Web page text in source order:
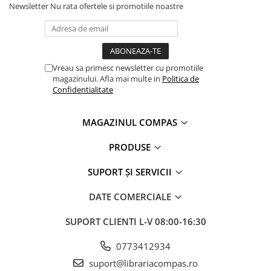
Artă și fotografie
Ghiduri și hărți
Istorie și științe sociale
Religie și spiritualitate
Știință și tehnologie
Gastronomie și hobby
Dicționare și ghiduri de conversație
Gramatică și vocabulare
Papetărie și articole din hârtie
Agende datate
Agende pentru copii
Newsletter Nu rata ofertele si promotiile noastre
Vreau sa primesc newsletter cu promotiile
magazinului. Afla mai multe in Politica de
Confidentialitate
MAGAZINUL COMPAS
PRODUSE
SUPORT ȘI SERVICII
DATE COMERCIALE
SUPORT CLIENTI L-V 08:00-16:30
0773412934
suport@librariacompas.ro